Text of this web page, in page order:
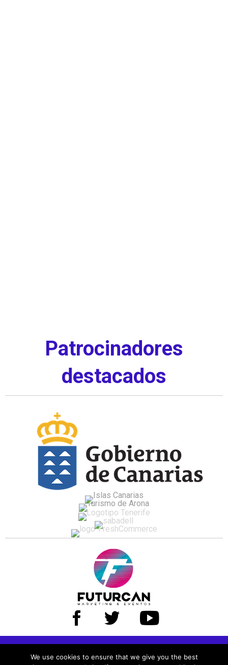
Patrocinadores
destacados
Política de privacidad|Aviso Legal|Contacto
We use cookies to ensure that we give you the best